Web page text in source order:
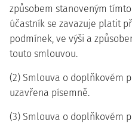
způsobem stanoveným
účastník se zavazuje platit
podmínek, ve výši a
touto smlouvou.
(2) Smlouva o doplňkovém
uzavřena písemně.
(3) Smlouva o doplňkovém